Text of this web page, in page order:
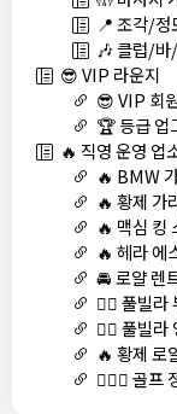
📍 조각/정
🎶 클럽/
😎 VIP 라운지
😎 VIP 회
🏆 등급 업
🔥 직영 운영 업
🔥 BMW
🔥 황제 가
🔥 맥심 킹
🔥 헤라 에
🚘 로얄 렌
🏊‍♀️ 풀빌라
🏊‍♀️ 풀빌라
🔥 황제 로
🏌🏻‍♂️ 골프